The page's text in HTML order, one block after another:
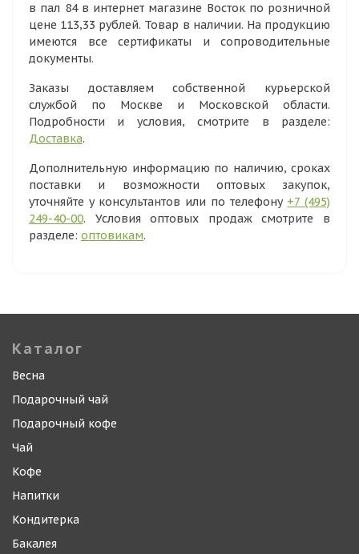
в пал 84 в интернет магазине Восток по розничной
цене 113,33 рублей. Товар в наличии. На продукцию
имеются все сертификаты и сопроводительные
документы.
Заказы доставляем собственной курьерской
службой по Москве и Московской области.
Подробности и условия, смотрите в разделе:
Доставка.
Дополнительную информацию по наличию, сроках
поставки и возможности оптовых закупок,
уточняйте у консультантов или по телефону +7 (495)
249-40-00. Условия оптовых продаж смотрите в
разделе: оптовикам.
Каталог
Весна
Подарочный чай
Подарочный кофе
Чай
Кофе
Напитки
Кондитерка
Бакалея